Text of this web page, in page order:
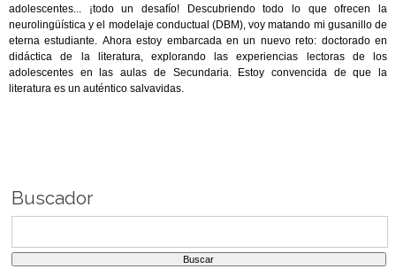
adolescentes... ¡todo un desafío! Descubriendo todo lo que ofrecen la
neurolingüística y el modelaje conductual (DBM), voy matando mi gusanillo de
eterna estudiante. Ahora estoy embarcada en un nuevo reto: doctorado en
didáctica de la literatura, explorando las experiencias lectoras de los
adolescentes en las aulas de Secundaria. Estoy convencida de que la
literatura es un auténtico salvavidas.
Buscador